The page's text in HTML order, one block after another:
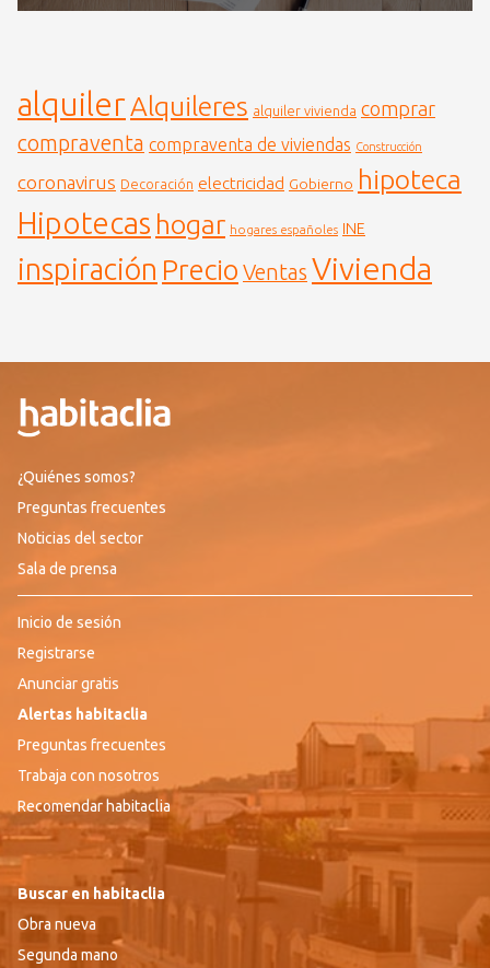
alquilerAlquileres alquiler vivienda comprar
compraventa compraventa de viviendas Construcción
coronavirus Decoración electricidad Gobierno hipoteca
Hipotecas hogar hogares españoles INE
inspiración Precio Ventas Vivienda
¿Quiénes somos?
Preguntas frecuentes
Noticias del sector
Sala de prensa
Inicio de sesión
Registrarse
Anunciar gratis
Alertas habitaclia
Preguntas frecuentes
Trabaja con nosotros
Recomendar habitaclia
Buscar en habitaclia
Obra nueva
Segunda mano